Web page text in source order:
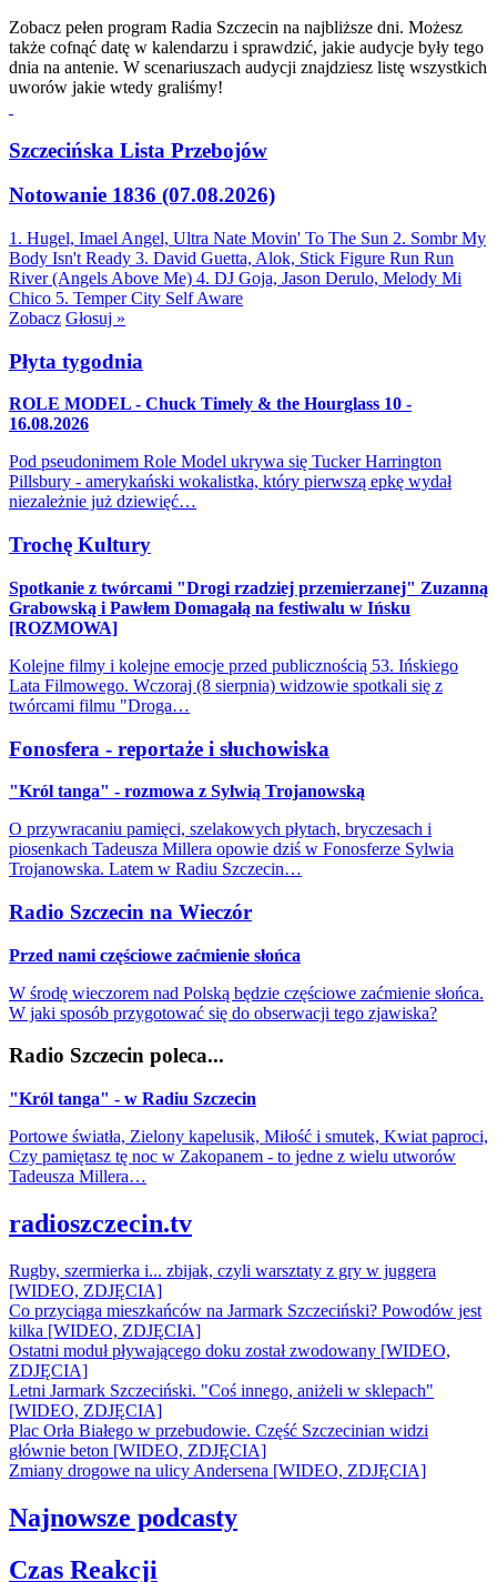
Zobacz pełen program Radia Szczecin na najbliższe dni. Możesz
także cofnąć datę w kalendarzu i sprawdzić, jakie audycje były tego
dnia na antenie. W scenariuszach audycji znajdziesz listę wszystkich
uworów jakie wtedy graliśmy!
Szczecińska Lista Przebojów
Notowanie 1836 (07.08.2026)
1. Hugel, Imael Angel, Ultra Nate Movin' To The Sun 2. Sombr My
Body Isn't Ready 3. David Guetta, Alok, Stick Figure Run Run
River (Angels Above Me) 4. DJ Goja, Jason Derulo, Melody Mi
Chico 5. Temper City Self Aware
Zobacz Głosuj »
Płyta tygodnia
ROLE MODEL - Chuck Timely & the Hourglass 10 -
16.08.2026
Pod pseudonimem Role Model ukrywa się Tucker Harrington
Pillsbury - amerykański wokalistka, który pierwszą epkę wydał
niezależnie już dziewięć…
Trochę Kultury
Spotkanie z twórcami "Drogi rzadziej przemierzanej" Zuzanną
Grabowską i Pawłem Domagałą na festiwalu w Ińsku
[ROZMOWA]
Kolejne filmy i kolejne emocje przed publicznością 53. Ińskiego
Lata Filmowego. Wczoraj (8 sierpnia) widzowie spotkali się z
twórcami filmu "Droga…
Fonosfera - reportaże i słuchowiska
"Król tanga" - rozmowa z Sylwią Trojanowską
O przywracaniu pamięci, szelakowych płytach, bryczesach i
piosenkach Tadeusza Millera opowie dziś w Fonosferze Sylwia
Trojanowska. Latem w Radiu Szczecin…
Radio Szczecin na Wieczór
Przed nami częściowe zaćmienie słońca
W środę wieczorem nad Polską będzie częściowe zaćmienie słońca.
W jaki sposób przygotować się do obserwacji tego zjawiska?
Radio Szczecin poleca...
"Król tanga" - w Radiu Szczecin
Portowe światła, Zielony kapelusik, Miłość i smutek, Kwiat paproci,
Czy pamiętasz tę noc w Zakopanem - to jedne z wielu utworów
Tadeusza Millera…
radioszczecin.tv
Rugby, szermierka i... zbijak, czyli warsztaty z gry w juggera
[WIDEO, ZDJĘCIA]
Co przyciąga mieszkańców na Jarmark Szczeciński? Powodów jest
kilka [WIDEO, ZDJĘCIA]
Ostatni moduł pływającego doku został zwodowany [WIDEO,
ZDJĘCIA]
Letni Jarmark Szczeciński. "Coś innego, aniżeli w sklepach"
[WIDEO, ZDJĘCIA]
Plac Orła Białego w przebudowie. Część Szczecinian widzi
głównie beton [WIDEO, ZDJĘCIA]
Zmiany drogowe na ulicy Andersena [WIDEO, ZDJĘCIA]
Najnowsze podcasty
Czas Reakcji